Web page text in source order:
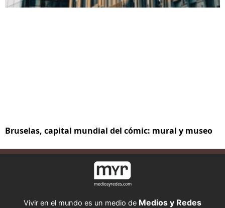
Bruselas, capital mundial del cómic: mural y museo
Vivir en el mundo es un medio de Medios y Redes